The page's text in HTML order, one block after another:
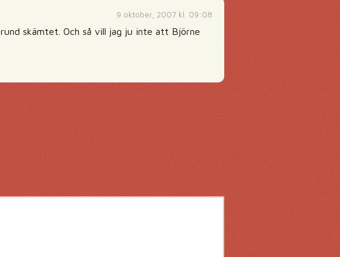
9 oktober, 2007 kl. 09:08
skämtet. Och så vill jag ju inte att Björne